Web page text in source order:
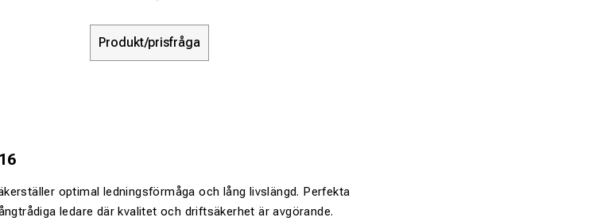
Produkt/prisfråga
optimal ledningsförmåga och lång livslängd. Perfekta
ledare där kvalitet och driftsäkerhet är avgörande.